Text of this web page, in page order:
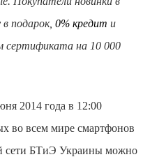
подарок, 0% кредит и
сертификата на 10 000
2014 года в 12:00
во всем мире смартфонов
сети БТиЭ Украины можно